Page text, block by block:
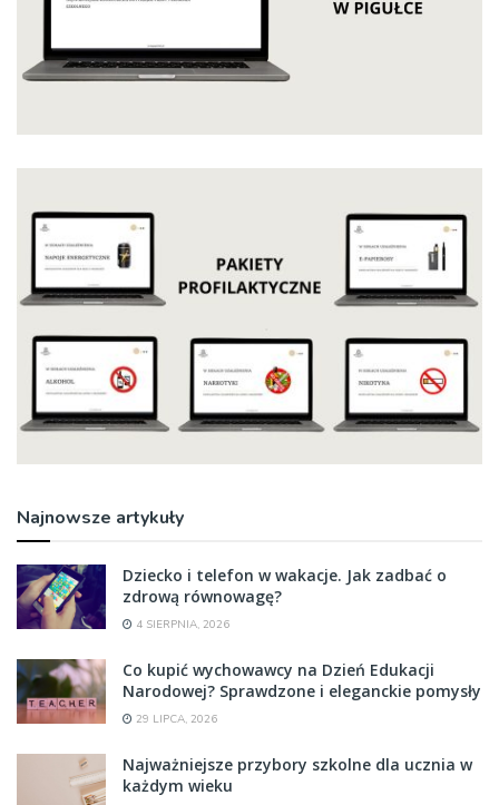
Najnowsze artykuły
Dziecko i telefon w wakacje. Jak zadbać o
zdrową równowagę?
4 SIERPNIA, 2026
Co kupić wychowawcy na Dzień Edukacji
Narodowej? Sprawdzone i eleganckie pomysły
29 LIPCA, 2026
Najważniejsze przybory szkolne dla ucznia w
każdym wieku